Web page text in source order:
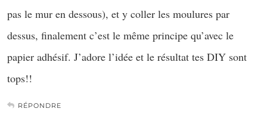
pas le mur en dessous), et y coller les moulures par
dessus, finalement c’est le même principe qu’avec le
papier adhésif. J’adore l’idée et le résultat tes DIY sont
tops!!
RÉPONDRE